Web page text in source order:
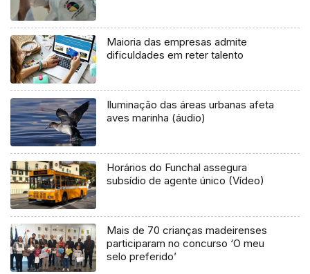
Maioria das empresas admite
dificuldades em reter talento
Iluminação das áreas urbanas afeta
aves marinha (áudio)
Horários do Funchal assegura
subsídio de agente único (Vídeo)
Mais de 70 crianças madeirenses
participaram no concurso ‘O meu
selo preferido’